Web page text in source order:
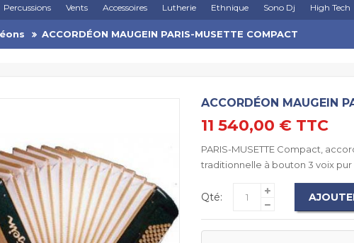
Percussions Vents Accessoires Lutherie Ethnique Sono Dj High Tech
ACCORDÉON MAUGEIN PARIS-MUSETTE COMPACT
ACCORDÉON MAUGEIN
11 540,00 € TTC
PARIS-MUSETTE Compact,
traditionnelle à bouton 3 voix
Qté: